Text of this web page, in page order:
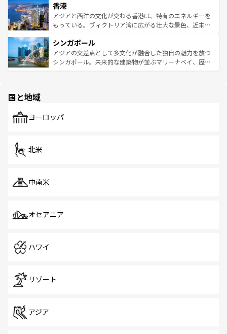
とつ。フォーやバインミー、ベトナムコーヒーなどは、ぜ
ひ現地で味わいたい。どの地域を訪れてもあたたかい人々
が旅行者を迎えてくれるので、きっと忘れられない旅にな
参照してほしい。
の活気が交差している。北部ではチェンマイなどの山岳地
帯で自然と触れ合い、南部ではプーケットやクラビの美し
いビーチでリゾート気分を楽しむことができる。タイ料理
激する。気候は一年中温暖で、どの季節にも異なる楽しみ
が待っている。親しみやすいタイの人々、仏教を中心とし
た文化、そして多様な観光資源が、訪れる旅人を魅了し続
香港
アジアと西洋の文化が交わる香港は、特有のエネルギーを
もっている。ヴィクトリア湾に広がる壮大な景色、近未来
み、どこを訪れても感動するはず。観光スポットが密集し
ており、効率よく見どころを回れるのも魅力。息をのむよ
うな絶景から文化的な体験まで、香港を存分に楽しみ尽く
シンガポール
アジアの交差点として多文化が融合した独自の魅力を放つ
シンガポール。未来的な建築物が並ぶマリーナベイ、歴史
で、ホーカーズは地元の風情を楽しめる外せないスポット
国と地域
ヨーロッパ
北米
中南米
オセアニア
ハワイ
リゾート
アジア